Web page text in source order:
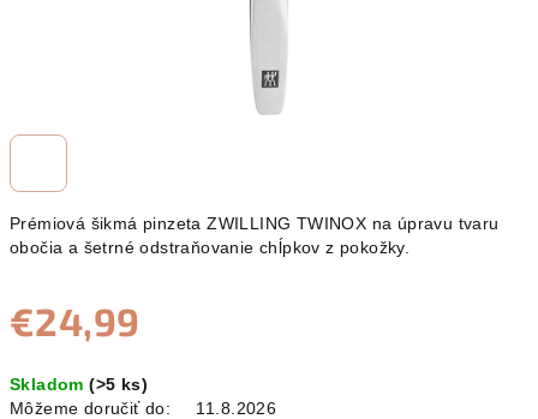
Prémiová šikmá pinzeta ZWILLING TWINOX na úpravu tvaru
obočia a šetrné odstraňovanie chĺpkov z pokožky.
€24,99
cena:
Skladom(>5 ks)
Môžeme doručiť do:
11.8.2026